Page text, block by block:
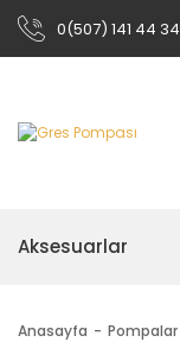
0(507) 141 44 34
Aksesuarlar
Anasayfa Pompalar